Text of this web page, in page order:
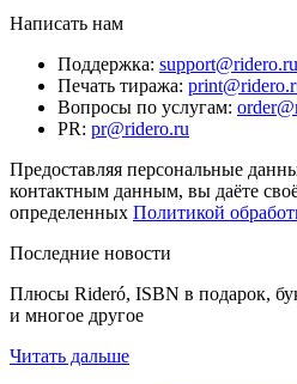
Написать нам
Поддержка: support@ridero.ru
Печать тиража:
Вопросы по услугам:
PR: pr@ridero.ru
Предоставляя персональные
контактным данным, вы даёте
определенных Политикой
Последние новости
Плюсы Rideró, ISBN в подарок,
и многое другое
Читать дальше